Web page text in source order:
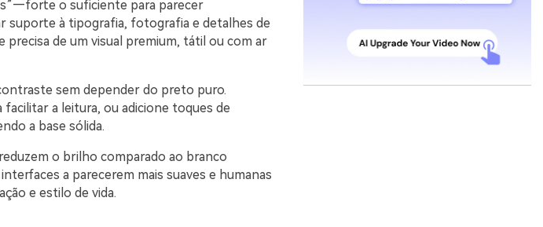
o suficiente para parecer
suporte à tipografia, fotografia e detalhes de
de um visual premium, tátil ou com ar
sem depender do preto puro.
facilitar a leitura, ou adicione toques de
a base sólida.
o brilho comparado ao branco
a parecerem mais suaves e humanas
e estilo de vida.